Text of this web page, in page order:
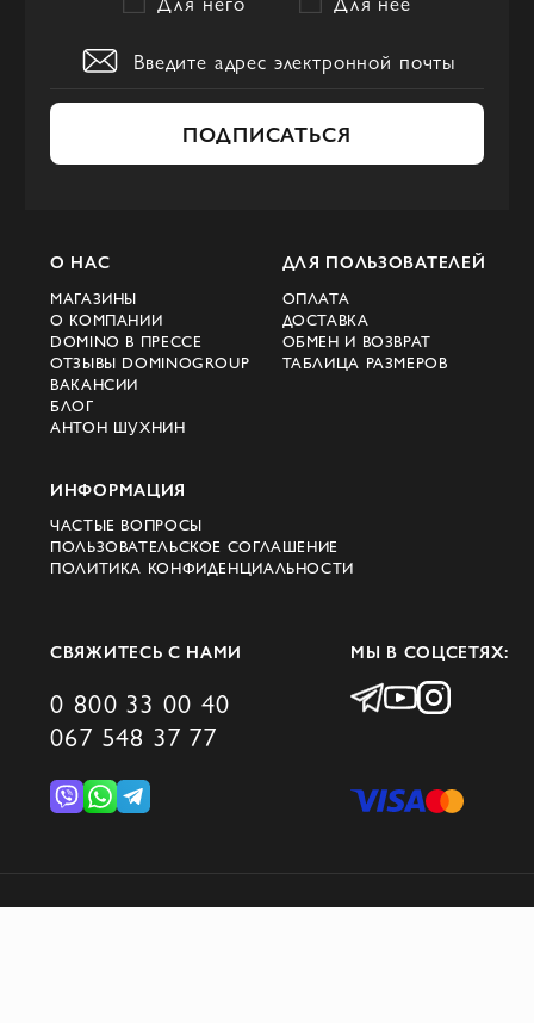
ПОДПИСАТЬСЯ
О НАС
МАГАЗИНЫ
О КОМПАНИИ
DOMINO В ПРЕССЕ
ОТЗЫВЫ DOMINOGROUP
ВАКАНСИИ
БЛОГ
АНТОН ШУХНИН
ДЛЯ ПОЛЬЗОВАТЕЛЕЙ
ОПЛАТА
ДОСТАВКА
ОБМЕН И ВОЗВРАТ
ТАБЛИЦА РАЗМЕРОВ
ИНФОРМАЦИЯ
ЧАСТЫЕ ВОПРОСЫ
ПОЛЬЗОВАТЕЛЬСКОЕ СОГЛАШЕНИЕ
ПОЛИТИКА КОНФИДЕНЦИАЛЬНОСТИ
СВЯЖИТЕСЬ С НАМИ
0 800 33 00 40
067 548 37 77
МЫ В СОЦСЕТЯХ:
© 2026 DOMINO GROUP